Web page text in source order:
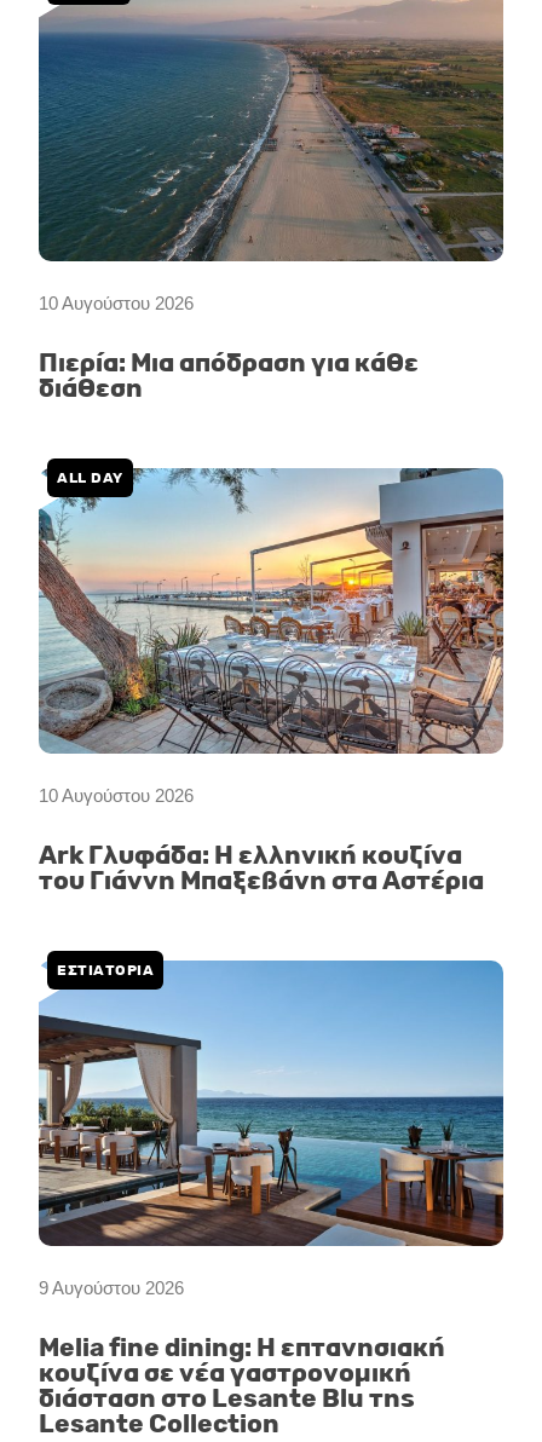
10 Αυγούστου 2026
Πιερία: Μια απόδραση για κάθε
διάθεση
10 Αυγούστου 2026
ALL DAY
Ark Γλυφάδα: Η ελληνική κουζίνα
του Γιάννη Μπαξεβάνη στα Αστέρια
9 Αυγούστου 2026
ΕΣΤΙΑΤΟΡΙΑ
Melia fine dining: Η επτανησιακή
κουζίνα σε νέα γαστρονομική
διάσταση στο Lesante Blu της
Lesante Collection